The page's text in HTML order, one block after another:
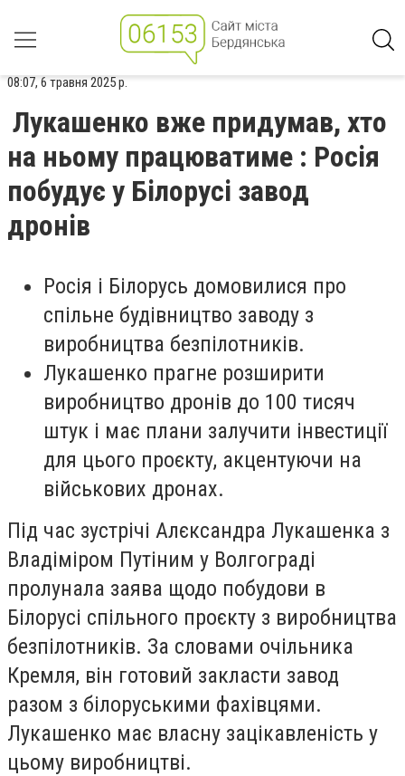
08:07, 6 травня 2025 р.
Лукашенко вже придумав, хто
на ньому працюватиме : Росія
побудує у Білорусі завод
дронів
Росія і Білорусь домовилися про
спільне будівництво заводу з
виробництва безпілотників.
Лукашенко прагне розширити
виробництво дронів до 100 тисяч
штук і має плани залучити інвестиції
для цього проєкту, акцентуючи на
військових дронах.
Під час зустрічі Алєксандра Лукашенка з
Владіміром Путіним у Волгограді
пролунала заява щодо побудови в
Білорусі спільного проєкту з виробництва
безпілотників. За словами очільника
Кремля, він готовий закласти завод
разом з білоруськими фахівцями.
Лукашенко має власну зацікавленість у
цьому виробництві.